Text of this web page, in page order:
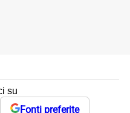
su
Fonti preferite